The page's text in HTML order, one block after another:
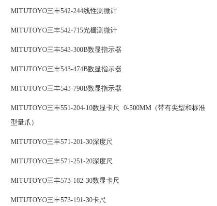
MITUTOYO三丰542-244线性测微计
MITUTOYO三丰542-715光栅测微计
MITUTOYO三丰543-300B数显指示器
MITUTOYO三丰543-474B数显指示器
MITUTOYO三丰543-790B数显指示器
MITUTOYO三丰551-204-10数显卡尺 0-500MM（带有尖型和标准
型量爪）
MITUTOYO三丰571-201-30深度尺
MITUTOYO三丰571-251-20深度尺
MITUTOYO三丰573-182-30数显卡尺
MITUTOYO三丰573-191-30卡尺